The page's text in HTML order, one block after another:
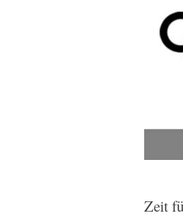
Zeit